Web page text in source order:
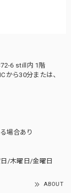
6 still内 1階
から30分または、
場合あり
/木曜日/金曜日
ABOUT